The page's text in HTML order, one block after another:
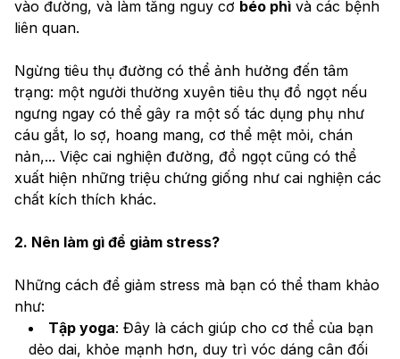
vào đường, và làm tăng nguy cơ béo phì và các bệnh
liên quan.
Ngừng tiêu thụ đường có thể ảnh hưởng đến tâm
trạng: một người thường xuyên tiêu thụ đồ ngọt nếu
ngưng ngay có thể gây ra một số tác dụng phụ như
cáu gắt, lo sợ, hoang mang, cơ thể mệt mỏi, chán
nản,... Việc cai nghiện đường, đồ ngọt cũng có thể
xuất hiện những triệu chứng giống như cai nghiện các
chất kích thích khác.
2. Nên làm gì để giảm stress?
Những cách để giảm stress mà bạn có thể tham khảo
như:
Tập yoga: Đây là cách giúp cho cơ thể của bạn
dẻo dai, khỏe mạnh hơn, duy trì vóc dáng cân đối